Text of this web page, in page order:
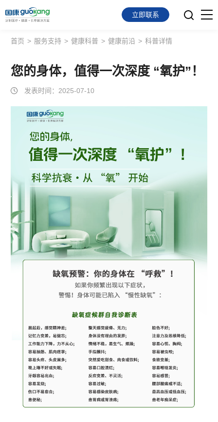
首页
面向会员
面向企业
服务支持
关于我们
立即联系
首页 > 服务支持 > 健康科普 > 健康前沿 > 科普详情
您的身体，值得一次深度 “氧护”！
发表时间：2025-07-10